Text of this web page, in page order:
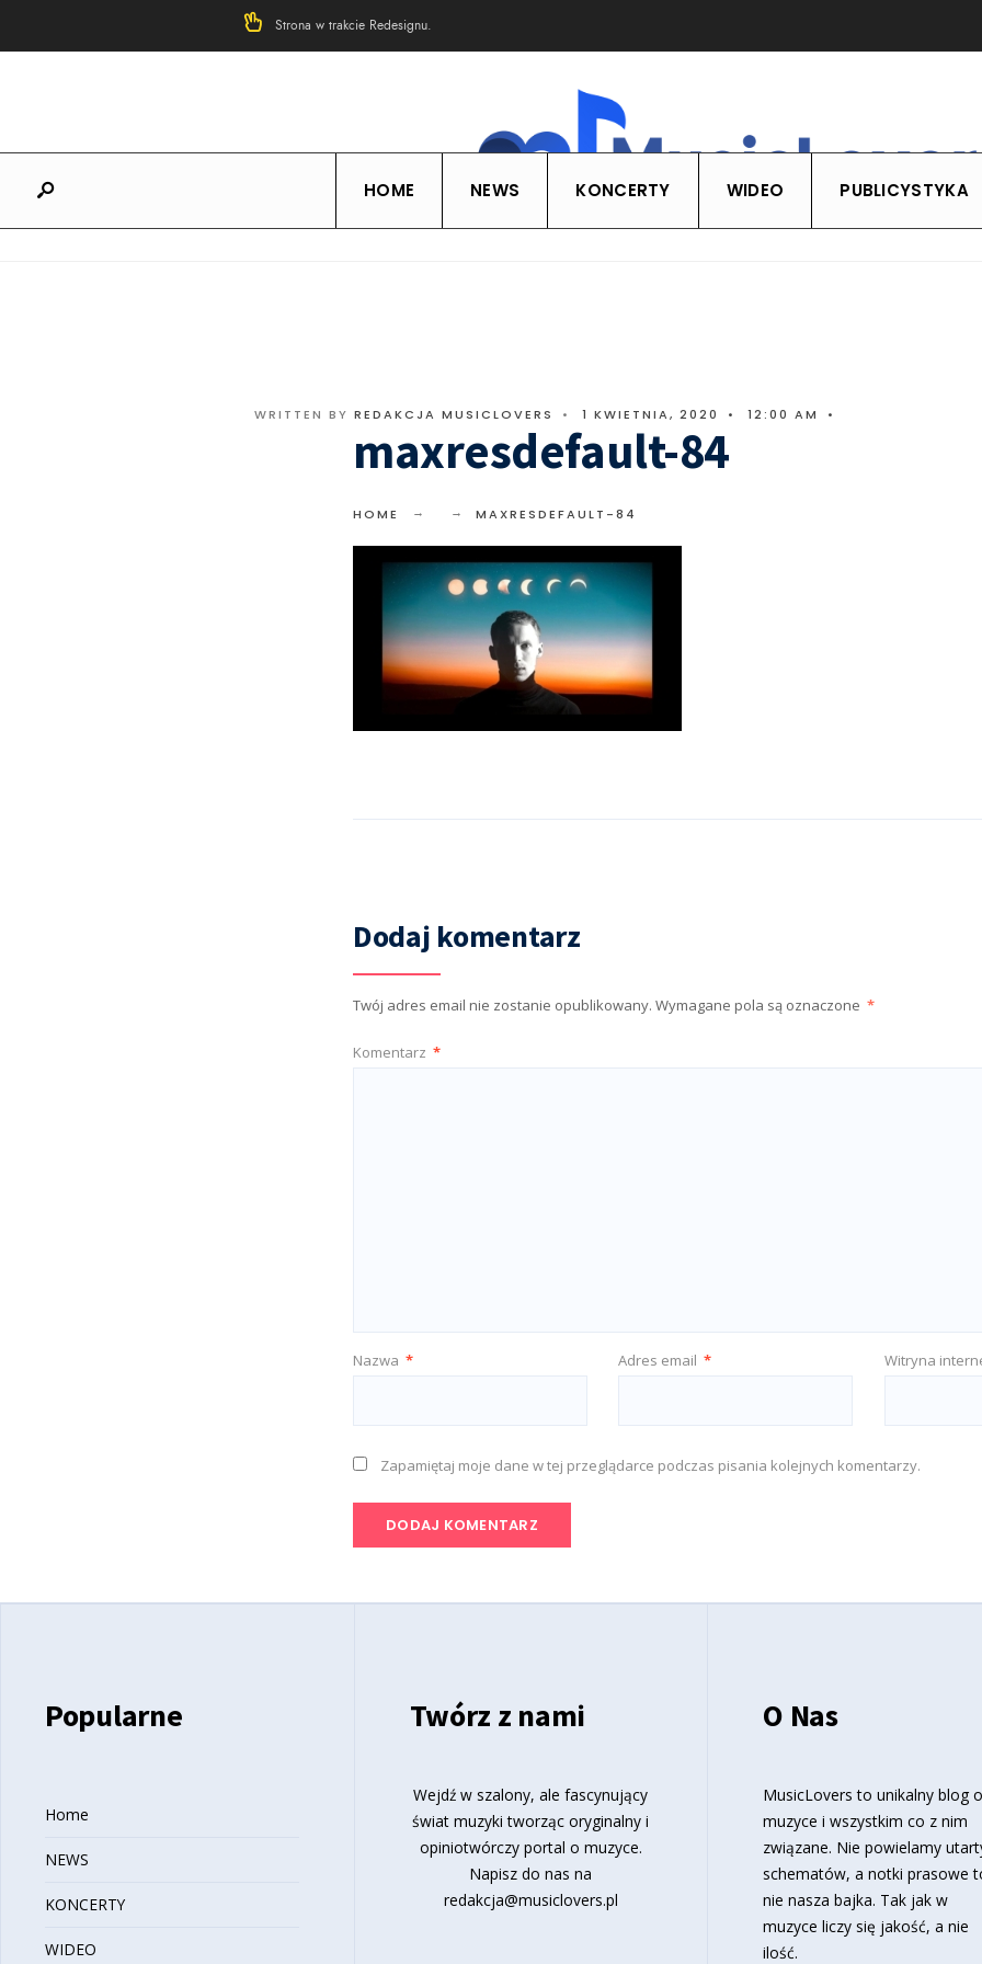
Strona w trakcie Redesignu.
HOME NEWS KONCERTY WIDEO PUBLICYSTYKA
WRITTEN BY REDAKCJA MUSICLOVERS • 1 KWIETNIA, 2020 • 12:00 AM •
maxresdefault-84
HOME MAXRESDEFAULT-84
Dodaj komentarz
Twój adres email nie zostanie opublikowany. Wymagane pola są oznaczone *
Komentarz *
Nazwa * Adres email * Witryna
Zapamiętaj moje dane w tej przeglądarce podczas pisania kolejnych komentarzy.
Popularne
Home
NEWS
KONCERTY
WIDEO
Twórz z nami
Wejdź w szalony, ale fascynujący
świat muzyki tworząc oryginalny i
opiniotwórczy portal o muzyce.
Napisz do nas na
redakcja@musiclovers.pl
O Nas
MusicLovers to unikalny blog o
muzyce i wszystkim co z nim
związane. Nie powielamy
schematów, a notki prasowe
nie nasza bajka. Tak jak w
muzyce liczy się jakość, a nie
ilość.